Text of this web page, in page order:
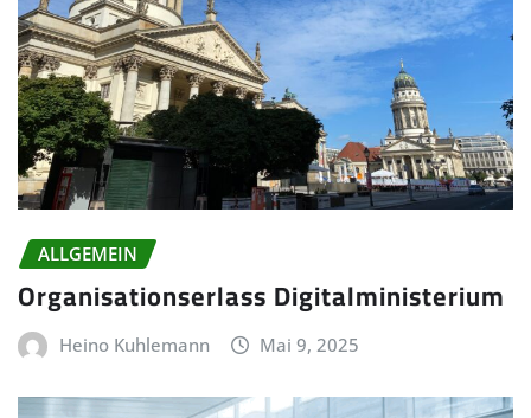
ALLGEMEIN
Organisationserlass Digitalministerium
Heino Kuhlemann Mai 9, 2025